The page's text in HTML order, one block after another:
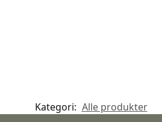
Kategori: Alle produkter